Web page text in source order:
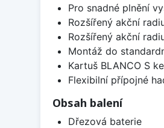
Pro snadné plnění
Rozšířený akční
Rozšířený akční
Montáž do
Kartuš BLANCO S
Flexibilní přípojné
Obsah balení
Dřezová baterie